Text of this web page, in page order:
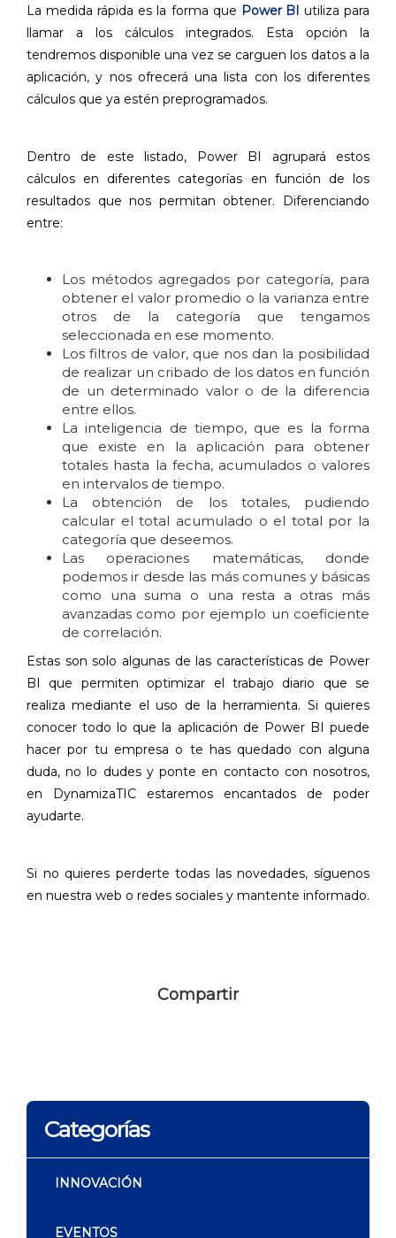
La medida rápida es la forma que Power BI utiliza para
llamar a los cálculos integrados. Esta opción la
tendremos disponible una vez se carguen los datos a la
aplicación, y nos ofrecerá una lista con los diferentes
cálculos que ya estén preprogramados.
Dentro de este listado, Power BI agrupará estos
cálculos en diferentes categorías en función de los
resultados que nos permitan obtener. Diferenciando
entre:
Los métodos agregados por categoría, para
obtener el valor promedio o la varianza entre
otros de la categoría que tengamos
seleccionada en ese momento.
Los filtros de valor, que nos dan la posibilidad
de realizar un cribado de los datos en función
de un determinado valor o de la diferencia
entre ellos.
La inteligencia de tiempo, que es la forma
que existe en la aplicación para obtener
totales hasta la fecha, acumulados o valores
en intervalos de tiempo.
La obtención de los totales, pudiendo
calcular el total acumulado o el total por la
categoría que deseemos.
Las operaciones matemáticas, donde
podemos ir desde las más comunes y básicas
como una suma o una resta a otras más
avanzadas como por ejemplo un coeficiente
de correlación.
Estas son solo algunas de las características de Power
BI que permiten optimizar el trabajo diario que se
realiza mediante el uso de la herramienta. Si quieres
conocer todo lo que la aplicación de Power BI puede
hacer por tu empresa o te has quedado con alguna
duda, no lo dudes y ponte en contacto con nosotros,
en DynamizaTIC estaremos encantados de poder
ayudarte.
Si no quieres perderte todas las novedades, síguenos
en nuestra web o redes sociales y mantente informado.
Compartir
Categorías
INNOVACIÓN
EVENTOS